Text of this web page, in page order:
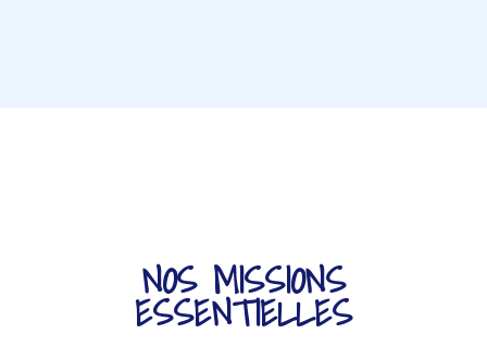
NOS MISSIONS
ESSENTIELLES